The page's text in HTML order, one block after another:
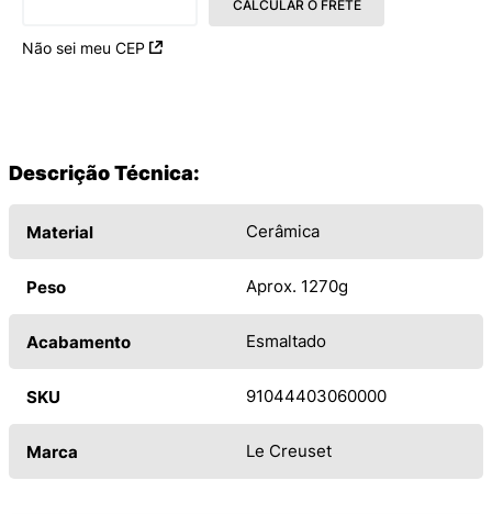
Não sei meu CEP
CALCULAR O FRETE
Descrição Técnica:
Material Cerâmica
Peso Aprox. 1270g
Acabamento Esmaltado
SKU 91044403060000
Marca Le Creuset